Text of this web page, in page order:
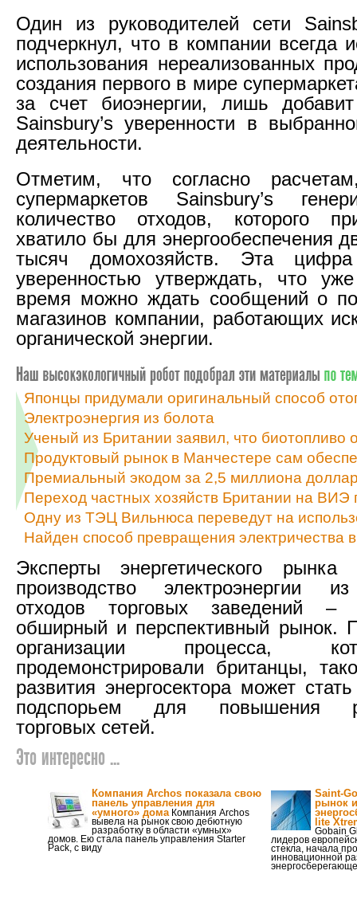
Один из руководителей сети
подчеркнул, что в компании всегда
использования нереализованных
создания первого в мире
за счет биоэнергии, лишь
Sainsbury’s уверенности в
деятельности.
Отметим, что согласно
супермаркетов Sainsbury’s
количество отходов, которого
хватило бы для энергообеспечения
тысяч домохозяйств. Эта
уверенностью утверждать, что
время можно ждать сообщений о
магазинов компании, работающих
органической энергии.
Японцы придумали оригинальный способ
Электроэнергия из болота
Ученый из Британии заявил, что биотопливо
Продуктовый рынок в Манчестере сам
Премиальный экодом за 2,5 миллиона
Переход частных хозяйств Британии на ВИЭ
Одну из ТЭЦ Вильнюса переведут на
Найден способ превращения электричества
Эксперты энергетического
производство электроэнергии
отходов торговых заведений –
обширный и перспективный рынок.
организации процесса,
продемонстрировали британцы,
развития энергосектора может
подспорьем для повышения
торговых сетей.
Это интересно ...
Компания Archos показала свою
панель управления для
«умного» домаКомпания Archos
вывела на рынок свою дебютную
разработку в области «умных»
домов. Ею стала панель управления Starter
Pack, с виду
Saint-
рынок
lite
Gobain
лидеров
стекла, начала
инновационной